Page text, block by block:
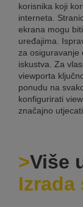
korisnika koji
interneta.
ekrana mogu
uređajima.
za osiguravanje
iskustva. Za
viewporta
ponudu na
konfigurirati
značajno
Više
Izrada